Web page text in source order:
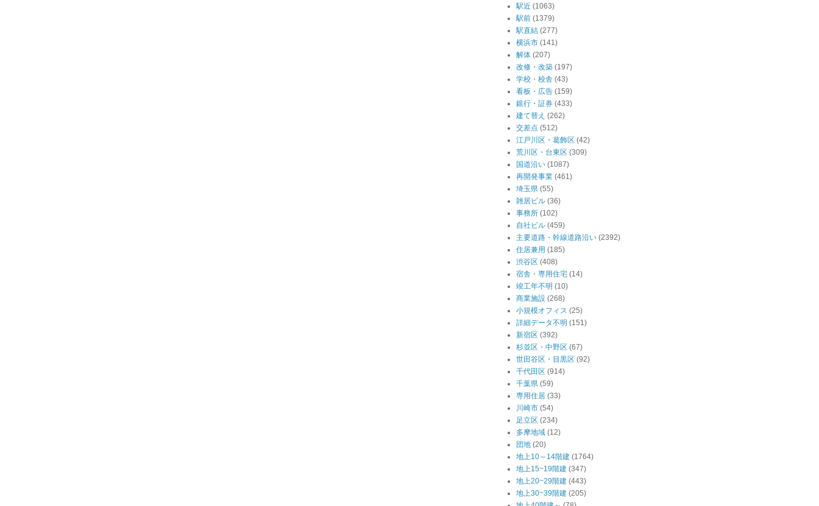
駅近 (1063)
駅前 (1379)
駅直結 (277)
横浜市 (141)
解体 (207)
改修・改築 (197)
学校・校舎 (43)
看板・広告 (159)
銀行・証券 (433)
建て替え (262)
交差点 (512)
江戸川区・葛飾区 (42)
荒川区・台東区 (309)
国道沿い (1087)
再開発事業 (461)
埼玉県 (55)
雑居ビル (36)
事務所 (102)
自社ビル (459)
主要道路・幹線道路沿い (2392)
住居兼用 (185)
渋谷区 (408)
宿舎・専用住宅 (14)
竣工年不明 (10)
商業施設 (268)
小規模オフィス (25)
詳細データ不明 (151)
新宿区 (392)
杉並区・中野区 (67)
世田谷区・目黒区 (92)
千代田区 (914)
千葉県 (59)
専用住居 (33)
川崎市 (54)
足立区 (234)
多摩地域 (12)
団地 (20)
地上10～14階建 (1764)
地上15~19階建 (347)
地上20~29階建 (443)
地上30~39階建 (205)